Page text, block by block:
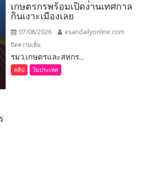
เกษตรกรพร้อมเปิดงานเทศกาล
กินเงาะเมืองเลย
07/08/2026 esandailyonline.com
ปิดความเห็น
เลย
(ชม
คลิป)
รมว.เกษตรและสหกร...
คลิป ในประเทศ